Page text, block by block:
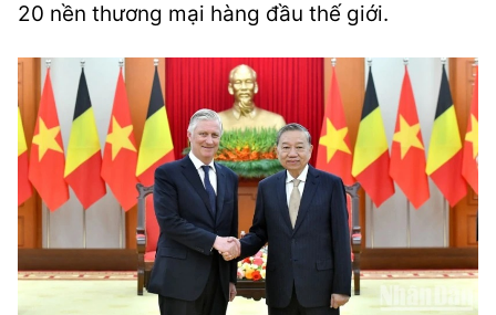
20 nền thương mại hàng đầu thế giới.